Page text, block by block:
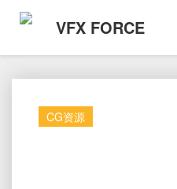
VFX FORCE
CG资源